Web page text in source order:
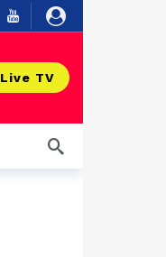
Live TV